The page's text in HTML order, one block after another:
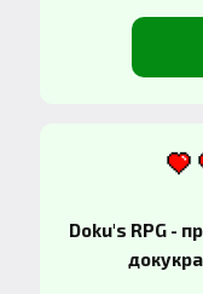
Doku's RPG -